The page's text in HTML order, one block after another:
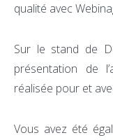
qualité avec
Sur le stand de
présentation de
réalisée pour et
Vous avez été